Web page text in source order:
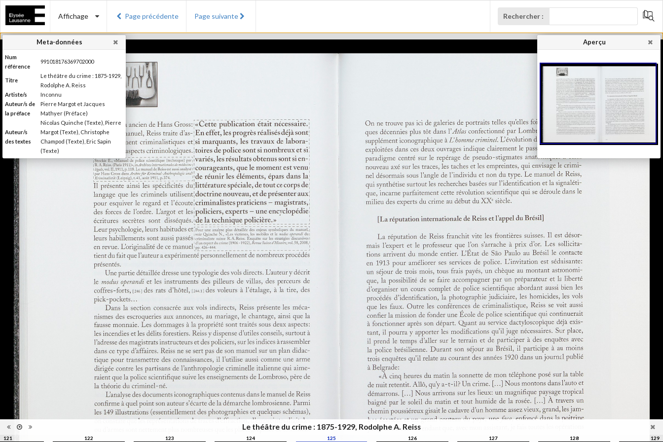
Affichage Page précédente Page suivante Rechercher :
Le théâtre du crime : 1875-1929, Rodolphe A. Reiss
121 122 123 124 125 126 127 128 129
Aperçu
Meta-données
Num
référence
991018176369702000
Titre
Le théâtre du crime : 1875-1929,
Rodolphe A. Reiss
Artiste/s
Inconnu
Auteur/s de
la préface
Pierre Margot et Jacques
Mathyer (Préface)
Auteur/s
des textes
Nicolas Quinche (Texte), Pierre
Margot (Texte), Christophe
Champod (Texte), Eric Sapin
(Texte)
Editeur
Presses polytechniques et
universitaires romandes
Lieu
d'édition
Date
d'édition
Information
édition
Publié à l'occasion de
l'exposition : "Le théâtre du
crime - Photographies de
Rodolphe A. Reiss", Musée de
l'Elysée, Lausanne, 27 juin - 25
Catégorie
Type de
reliure
Information
images
Nombre de
pages
Format
Langues
ISBN/ISSN